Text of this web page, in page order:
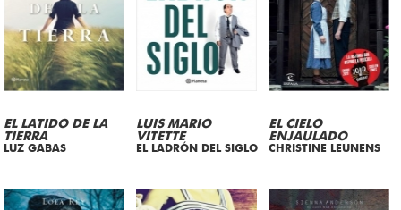
EL LATIDO DE LA
TIERRA
LUZ GABAS
LUIS MARIO
VITETTE
EL LADRÓN DEL SIGLO
EL CIELO
ENJAULADO
CHRISTINE LEUNENS